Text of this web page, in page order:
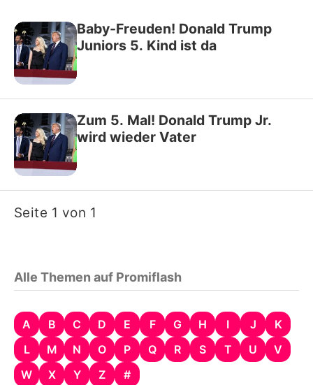
Baby-Freuden! Donald Trump
Juniors 5. Kind ist da
Zum 5. Mal! Donald Trump Jr.
wird wieder Vater
Seite 1 von 1
Alle Themen auf Promiflash
A B C D E F G H I J
K
L
M N O P Q R S T U
V
W
X Y Z #